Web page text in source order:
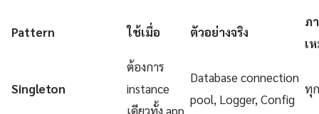
Pattern ใช้เมื่อ ตัวอย่างจริง
ภ
เ
Singleton
ต้องการ
instance
เดียวทั้ง app
Database connection
pool, Logger, Config
ทุ